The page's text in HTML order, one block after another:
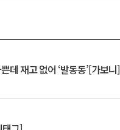
데 재고 없어 ‘발동동’[가보니]